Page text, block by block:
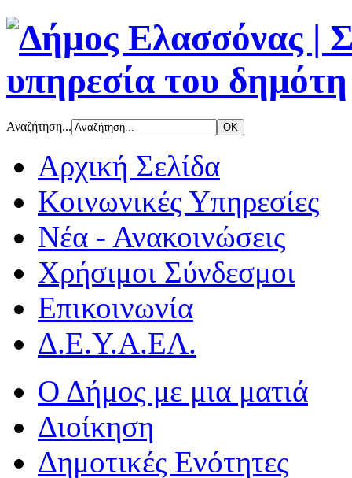
Αναζήτηση...
Αρχική Σελίδα
Κοινωνικές Υπηρεσίες
Νέα - Ανακοινώσεις
Χρήσιμοι Σύνδεσμοι
Επικοινωνία
Δ.Ε.Υ.Α.ΕΛ.
Ο Δήμος με μια ματιά
Διοίκηση
Δημοτικές Ενότητες